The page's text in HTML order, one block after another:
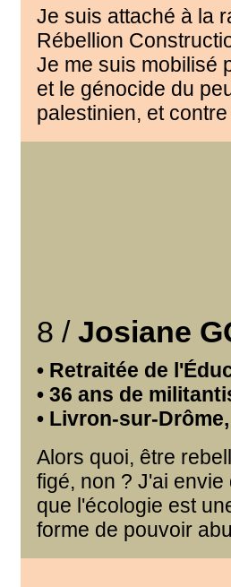
Je suis attaché à la
Rébellion
Je me suis mobilisé
et le génocide du
palestinien, et
8 / Josiane
• Retraitée de
• 36 ans de
• Livron-sur-
Alors quoi, être
figé, non ? J'ai envie
que l'écologie est
forme de pouvoir